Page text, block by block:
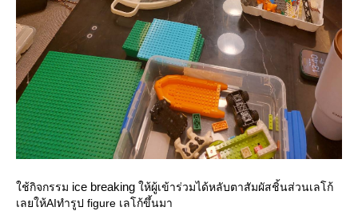
ช้กิจกรรม ice breaking ห้ผู้เข้าร่วมได้หลับตาสัมผัสชิ้นส่วนเลโก้
เลยให้AIทำรูป figure เลโก้ขึ้นมา